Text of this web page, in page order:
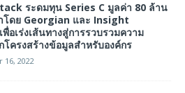
ระดมทุน Series C มูลค่า 80 ล้าน
โดย Georgian และ Insight
อเร่งเส้นทางสู่การรวบรวมความ
โครงสร้างข้อมูลสำหรับองค์กร
16, 2022